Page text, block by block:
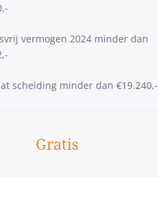
vermogen 2024 minder dan
scheiding minder dan €19.240,-
Gratis